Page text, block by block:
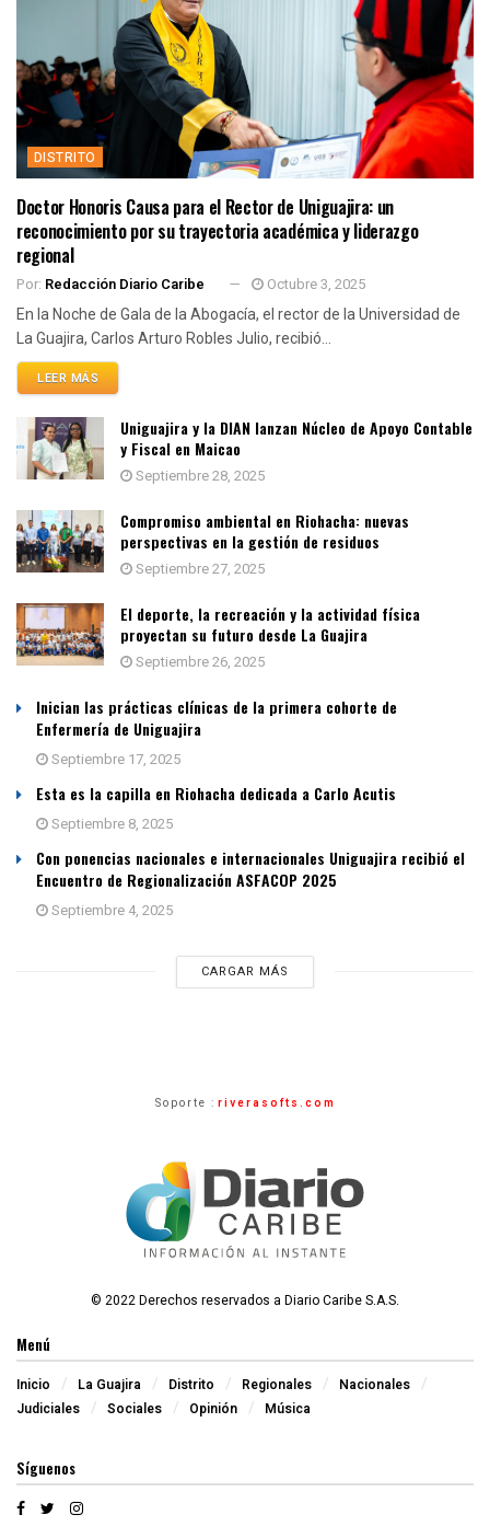
DISTRITO
Doctor Honoris Causa para el Rector de Uniguajira: un
reconocimiento por su trayectoria académica y liderazgo
regional
Por: Redacción Diario Caribe Octubre 3, 2025
En la Noche de Gala de la Abogacía, el rector de la Universidad de
La Guajira, Carlos Arturo Robles Julio, recibió...
LEER MÁS
Uniguajira y la DIAN lanzan Núcleo de Apoyo Contable
y Fiscal en Maicao
Septiembre 28, 2025
Compromiso ambiental en Riohacha: nuevas
perspectivas en la gestión de residuos
Septiembre 27, 2025
El deporte, la recreación y la actividad física
proyectan su futuro desde La Guajira
Septiembre 26, 2025
Inician las prácticas clínicas de la primera cohorte de
Enfermería de Uniguajira
Septiembre 17, 2025
Esta es la capilla en Riohacha dedicada a Carlo Acutis
Septiembre 8, 2025
Con ponencias nacionales e internacionales Uniguajira recibió el
Encuentro de Regionalización ASFACOP 2025
Septiembre 4, 2025
CARGAR MÁS
Soporte : riverasofts.com
© 2022 Derechos reservados a Diario Caribe S.A.S.
Menú
Inicio La Guajira Distrito Regionales
Nacionales
Judiciales
Sociales Opinión Música
Síguenos